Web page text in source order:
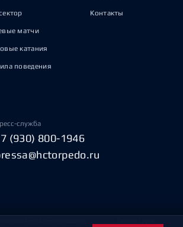
матчи
катания
поведения
Контакты
служба
(930) 800-1946